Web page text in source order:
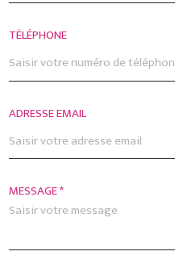
TÉLÉPHONE
ADRESSE EMAIL
MESSAGE *